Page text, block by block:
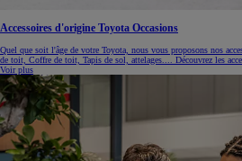
Accessoires d'origine Toyota Occasions
Quel que soit l'âge de votre Toyota, nous vous proposons nos
de toit, Coffre de toit, Tapis de sol, attelages.... Découvrez les
Voir plus